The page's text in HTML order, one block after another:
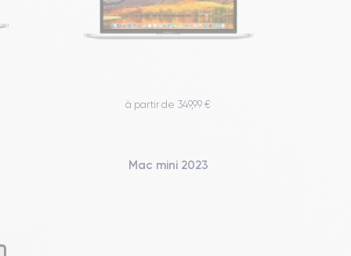
à partir de 349,99 €
Mac mini 2023